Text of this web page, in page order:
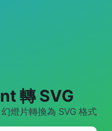
轉 SVG
燈片轉換為 SVG 格式